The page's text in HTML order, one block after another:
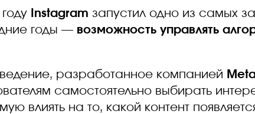
Instagram запустил одно из самых
годы — возможность управлять
разработанное компанией
самостоятельно выбирать
влиять на то, какой контент